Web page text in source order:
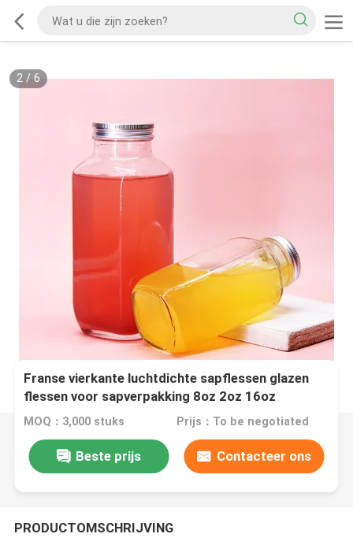
2/ 6
Franse vierkante luchtdichte sapflessen glazen
flessen voor sapverpakking 8oz 2oz 16oz
MOQ：3,000 stuks Prijs：To be negotiated
Beste prijs Contacteer ons
PRODUCTOMSCHRIJVING